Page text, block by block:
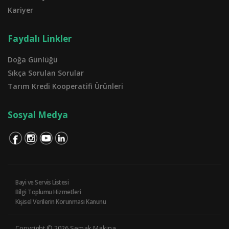
Kariyer
Faydalı Linkler
Doğa Günlüğü
Sıkça Sorulan Sorular
Tarım Kredi Kooperatifi Ürünleri
Sosyal Medya
Bayi ve Servis Listesi
Bilgi Toplumu Hizmetleri
Kişisel Verilerin Korunması Kanunu